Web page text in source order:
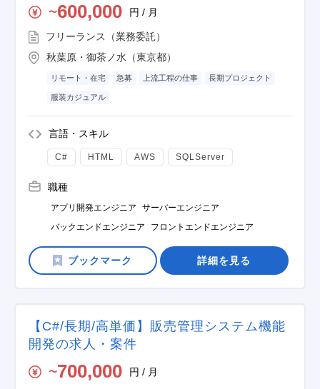
〜600,000 円 / 月
フリーランス（業務委託）
秋葉原・御茶ノ水（東京都）
リモート・在宅 急募 上流工程の仕事 長期プロジェクト
服装カジュアル
言語・スキル
C# HTML AWS SQLServer
職種
アプリ開発エンジニア
サーバーエンジニア
バックエンドエンジニア
フロントエンドエンジニア
詳細を見る
【C#/長期/高単価】販売管理システム機能
開発の求人・案件
〜700,000 円 / 月